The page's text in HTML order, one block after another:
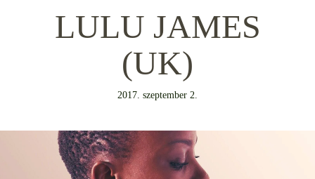
LULU JAMES
(UK)
2017. szeptember 2.